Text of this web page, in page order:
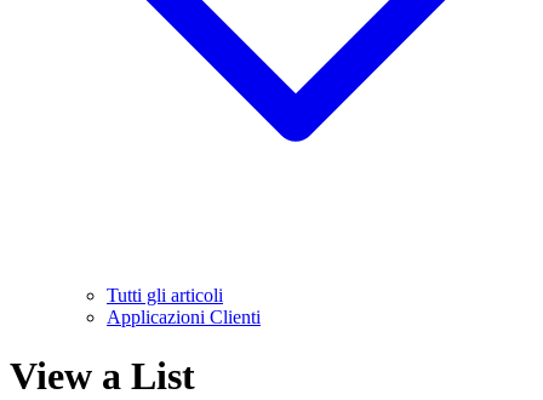
Tutti gli articoli
Applicazioni Clienti
View a List